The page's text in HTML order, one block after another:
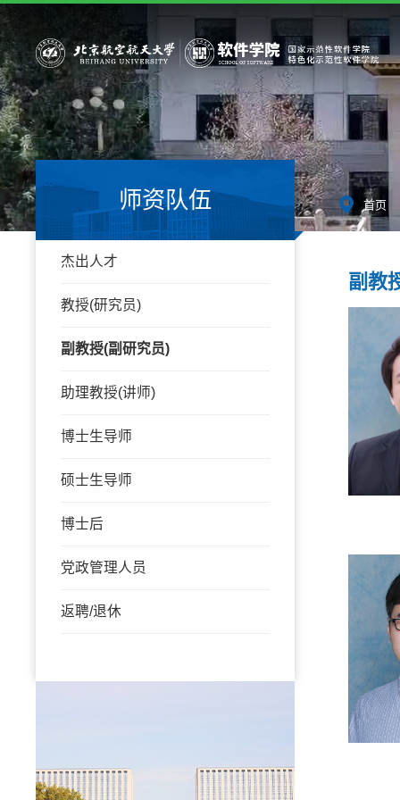
师资队伍
杰出人才
教授(研究员)
副教授(副研究员)
助理教授(讲师)
博士生导师
硕士生导师
博士后
党政管理人员
返聘/退休
首页
副教